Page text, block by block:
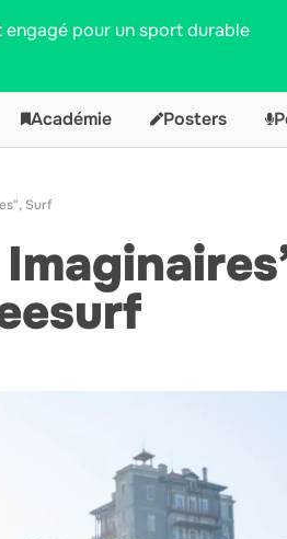
pour un sport durable
Académie Posters
, Surf